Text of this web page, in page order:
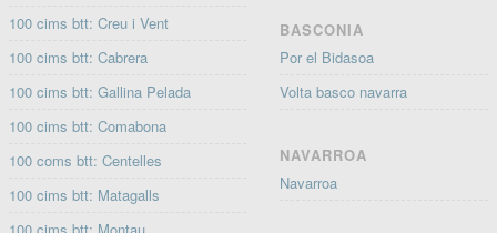
100 cims btt: Creu i Vent
100 cims btt: Cabrera
100 cims btt: Gallina Pelada
100 cims btt: Comabona
100 coms btt: Centelles
100 cims btt: Matagalls
BASCONIA
Por el Bidasoa
Volta basco navarra
NAVARROA
Navarroa